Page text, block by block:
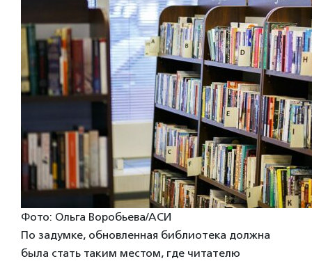
Фото: Ольга Воробьева/АСИ
По задумке, обновленная библиотека должна
была стать таким местом, где читателю